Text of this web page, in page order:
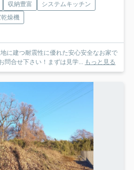
収納豊富
システムキッチン
燥機
に建つ耐震性に優れた安心安全なお家で
問合せ下さい！まずは見学... もっと見る